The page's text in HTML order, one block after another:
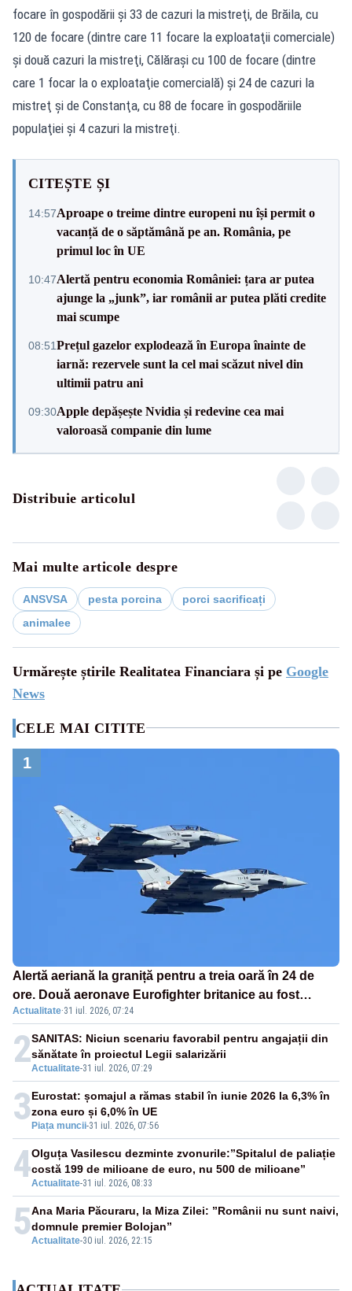
focare în gospodării şi 33 de cazuri la mistreţi, de Brăila, cu
120 de focare (dintre care 11 focare la exploataţii comerciale)
şi două cazuri la mistreţi, Călăraşi cu 100 de focare (dintre
care 1 focar la o exploataţie comercială) şi 24 de cazuri la
mistreţ şi de Constanţa, cu 88 de focare în gospodăriile
populaţiei şi 4 cazuri la mistreţi.
CITEȘTE ȘI
14:57Aproape o treime dintre europeni nu își permit o
vacanță de o săptămână pe an. România, pe
primul loc în UE
10:47Alertă pentru economia României: țara ar putea
ajunge la „junk”, iar românii ar putea plăti credite
mai scumpe
08:51Prețul gazelor explodează în Europa înainte de
iarnă: rezervele sunt la cel mai scăzut nivel din
ultimii patru ani
09:30Apple depășește Nvidia și redevine cea mai
valoroasă companie din lume
Distribuie articolul
Mai multe articole despre
ANSVSA pesta porcina
porci sacrificați
animalee
Urmărește știrile Realitatea Financiara și pe Google
News
CELE MAI CITITE
1
Alertă aeriană la graniță pentru a treia oară în 24 de
ore. Două aeronave Eurofighter britanice au fost
ridicate de la sol
Actualitate·31 iul. 2026, 07:24
2Actualitate-31 iul. 2026, 07:29
SANITAS: Niciun scenariu favorabil pentru angajații din
sănătate în proiectul Legii salarizării
3 Piața muncii-31 iul. 2026, 07:56
Eurostat: șomajul a rămas stabil în iunie 2026 la 6,3% în
zona euro și 6,0% în UE
4Actualitate-31 iul. 2026, 08:33
Olguța Vasilescu dezminte zvonurile:”Spitalul de paliație
costă 199 de milioane de euro, nu 500 de milioane”
5Actualitate-30 iul. 2026, 22:15
Ana Maria Păcuraru, la Miza Zilei: ”Românii nu sunt naivi,
domnule premier Bolojan”